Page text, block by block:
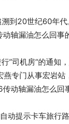
到20世纪60年代
轴漏油怎么回事
”司机房“的通知
专门从事宏岩
动轴漏油怎么回
动提示卡车旅行